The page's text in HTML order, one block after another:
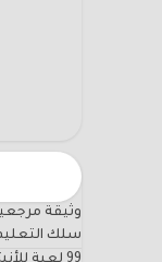
وثيقة
سلك التعليم